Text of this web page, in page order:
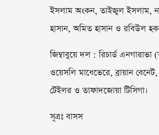
ইসলাম অংকন, তাইজুল ইসলাম,
হাসান, অমিত হাসান ও রবিউল
জিম্বাবুয়ে দল : রিচার্ড এনগারাভা
ওয়েসলি মাধেভেরে, ব্রায়ান
টেইলর ও তাফাদজোয়া টিসিগা।
সূত্রঃ বাসস